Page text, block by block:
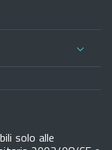
solo alle